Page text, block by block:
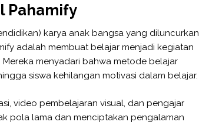
Pahamify
karya anak bangsa yang diluncurkan
adalah membuat belajar menjadi kegiatan
menyadari bahwa metode belajar
siswa kehilangan motivasi dalam belajar.
video pembelajaran visual, dan pengajar
pola lama dan menciptakan pengalaman